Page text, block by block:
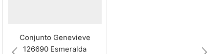
Conjunto Genevieve
126690 Esmeralda